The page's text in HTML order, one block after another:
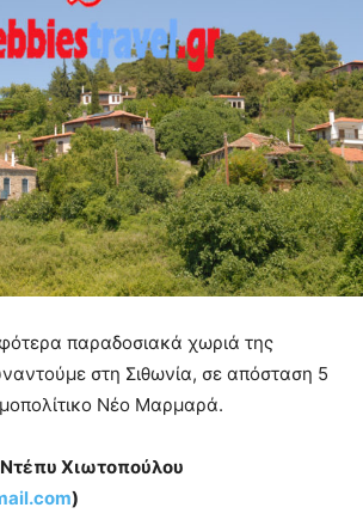
παραδοσιακά χωριά της
στη Σιθωνία, σε απόσταση 5
Νέο Μαρμαρά.
Χιωτοπούλου
com)